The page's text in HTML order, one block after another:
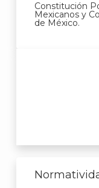
Constitución
Mexicanos y
de México.